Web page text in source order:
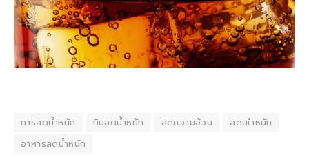
การลดน้ำหนัก กินลดน้ำหนัก ลดความอ้วน
ลดนเำหนัก
อาหารลดน้ำหนัก